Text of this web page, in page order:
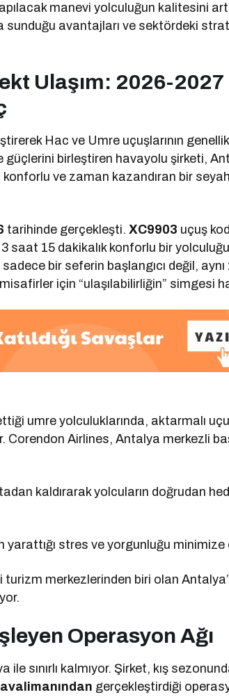
manevi yolculuğun kalitesini
sunduğu avantajları ve sektördeki
Ulaşım: 2026-
Hac ve Umre uçuşlarının
birleştiren havayolu şirketi,
konforlu ve zaman kazandıran bir
tarihinde gerçekleşti.XC9903 uçuş
saat 15 dakikalık konforlu bir
bir seferin başlangıcı değil,
için “ulaşılabilirliğin” simgesi
umre yolculuklarında, aktarmalı
Corendon Airlines, Antalya merkezli
kaldırarak yolcuların doğrudan
yarattığı stres ve yorgunluğu minimize
turizm merkezlerinden biri olan
Operasyon Ağı
sınırlı kalmıyor. Şirket, kış
gerçekleştirdiği